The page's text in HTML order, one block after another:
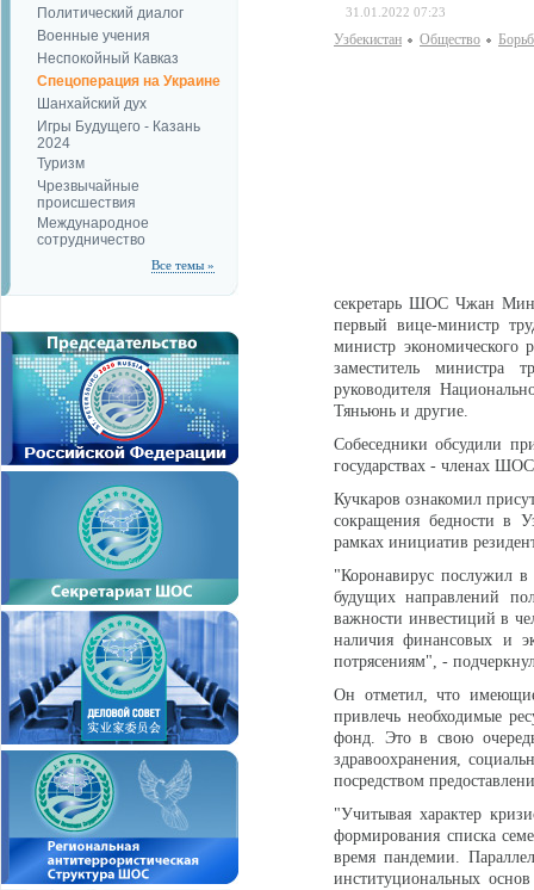
Политический диалог
Военные учения
Неспокойный Кавказ
Спецоперация на Украине
Шанхайский дух
Игры Будущего - Казань
2024
Туризм
Чрезвычайные
происшествия
Международное
сотрудничество
Все темы »
31.01.2022 07:23
Узбекистан Общество
секретарь ШОС Чжан Мин,
первый вице-министр
министр экономического
заместитель министра
руководителя
Тяньюнь и другие.
Собеседники обсудили
государствах - членах
Кучкаров ознакомил
сокращения бедности в
рамках инициатив
"Коронавирус послужил в
будущих направлений
важности инвестиций в
наличия финансовых и
потрясениям", -
Он отметил, что
привлечь необходимые
фонд. Это в свою
здравоохранения,
посредством
"Учитывая характер
формирования списка
время пандемии.
институциональных